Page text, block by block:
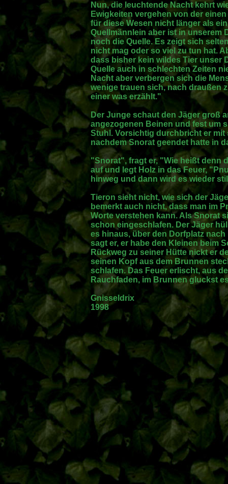
Nun, die leuchtende Nacht kehrt
Ewigkeiten vergehen von der
für diese Wesen nicht länger als
Quellmännlein aber ist in unserem
noch die Quelle. Es zeigt sich
nicht mag oder so viel zu tun hat.
dass bisher kein wildes Tier unser
Quelle auch in schlechten Zeiten
Nacht aber verbergen sich die
wenige trauen sich, nach draußen
einer was erzählt."
Der Junge schaut den Jäger groß
angezogenen Beinen und fest um
Stuhl. Vorsichtig durchbricht er mit
nachdem Snorat geendet hatte in
"Snorat", fragt er, "Wie heißt denn
auf und legt Holz in das Feuer,
hinweg und dann wird es wieder
Tieron sieht nicht, wie sich der
bemerkt auch nicht, dass man im
Worte verstehen kann. Als Snorat
schon eingeschlafen. Der Jäger
es hinaus, über den Dorfplatz
sagt er, er habe den Kleinen beim
Rückweg zu seiner Hütte nickt er
seinen Kopf aus dem Brunnen
schlafen. Das Feuer erlischt, aus
Rauchfaden, im Brunnen gluckst
Gnisseldrix
1998